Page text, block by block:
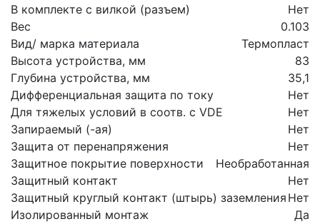
В комплекте с вилкой (разъем)
Нет
Вес
0.103
Вид/ марка материала
Термопласт
Высота устройства, мм
83
Глубина устройства, мм
35,1
Дифференциальная защита по току
Нет
Для тяжелых условий в соотв. с VDE
Нет
Запираемый (-ая)
Нет
Защита от перенапряжения
Нет
Защитное покрытие поверхности
Необработанная
Защитный контакт
Нет
Защитный круглый контакт (штырь) заземления Нет
Изолированный монтаж
Да